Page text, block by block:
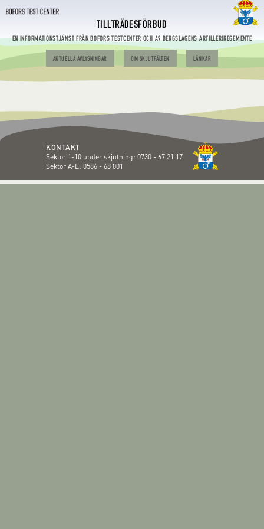
TILLTRÄDESFÖRBUD
EN INFORMATIONSTJÄNST FRÅN BOFORS TESTCENTER OCH A9 BERGSLAGENS ARTILLERIREGEMENTE
AKTUELLA AVLYSNINGAR OM SKJUTFÄLTEN LÄNKAR
KONTAKT
Sektor 1-10 under skjutning: 0730 - 67 21 17
Sektor A-E: 0586 - 68 001